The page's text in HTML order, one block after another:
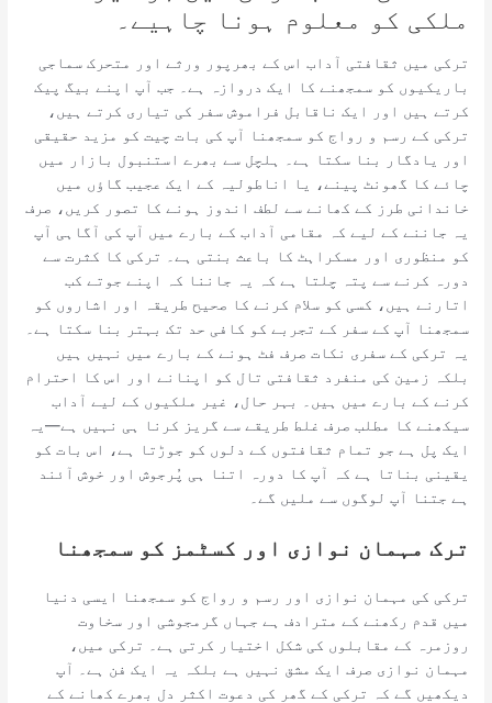
ملکی کو معلوم ہونا چاہیے۔
ترکی میں ثقافتی آداب اس کے بھرپور ورثے اور متحرک سماجی
باریکیوں کو سمجھنے کا ایک دروازہ ہے۔ جب آپ اپنے بیگ پیک
کرتے ہیں اور ایک ناقابل فراموش سفر کی تیاری کرتے ہیں،
ترکی کے رسم و رواج کو سمجھنا آپ کی بات چیت کو مزید حقیقی
اور یادگار بنا سکتا ہے۔ ہلچل سے بھرے استنبول بازار میں
چائے کا گھونٹ پینے، یا اناطولیہ کے ایک عجیب گاؤں میں
خاندانی طرز کے کھانے سے لطف اندوز ہونے کا تصور کریں، صرف
یہ جاننے کے لیے کہ مقامی آداب کے بارے میں آپ کی آگاہی آپ
کو منظوری اور مسکراہٹ کا باعث بنتی ہے۔ ترکی کا کثرت سے
دورہ کرنے سے پتہ چلتا ہے کہ یہ جاننا کہ اپنے جوتے کب
اتارنے ہیں، کسی کو سلام کرنے کا صحیح طریقہ اور اشاروں کو
سمجھنا آپ کے سفر کے تجربے کو کافی حد تک بہتر بنا سکتا ہے۔
یہ ترکی کے سفری نکات صرف فٹ ہونے کے بارے میں نہیں ہیں
بلکہ زمین کی منفرد ثقافتی تال کو اپنانے اور اس کا احترام
کرنے کے بارے میں ہیں۔ بہر حال، غیر ملکیوں کے لیے آداب
سیکھنے کا مطلب صرف غلط طریقے سے گریز کرنا ہی نہیں ہے—یہ
ایک پل ہے جو تمام ثقافتوں کے دلوں کو جوڑتا ہے، اس بات کو
یقینی بناتا ہے کہ آپ کا دورہ اتنا ہی پُرجوش اور خوش آئند
ہے جتنا آپ لوگوں سے ملیں گے۔
ترک مہمان نوازی اور کسٹمز کو سمجھنا
ترکی کی مہمان نوازی اور رسم و رواج کو سمجھنا ایسی دنیا
میں قدم رکھنے کے مترادف ہے جہاں گرمجوشی اور سخاوت
روزمرہ کے مقابلوں کی شکل اختیار کرتی ہے۔ ترکی میں،
مہمان نوازی صرف ایک مشق نہیں ہے بلکہ یہ ایک فن ہے۔ آپ
دیکھیں گے کہ ترکی کے گھر کی دعوت اکثر دل بھرے کھانے کے